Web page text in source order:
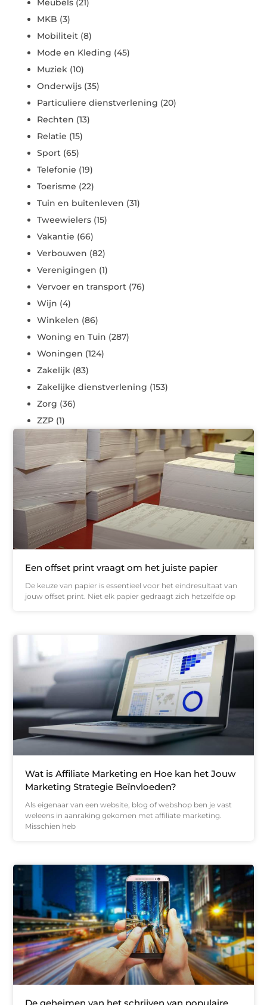
Meubels (21)
MKB (3)
Mobiliteit (8)
Mode en Kleding (45)
Muziek (10)
Onderwijs (35)
Particuliere dienstverlening (20)
Rechten (13)
Relatie (15)
Sport (65)
Telefonie (19)
Toerisme (22)
Tuin en buitenleven (31)
Tweewielers (15)
Vakantie (66)
Verbouwen (82)
Verenigingen (1)
Vervoer en transport (76)
Wijn (4)
Winkelen (86)
Woning en Tuin (287)
Woningen (124)
Zakelijk (83)
Zakelijke dienstverlening (153)
Zorg (36)
ZZP (1)
Een offset print vraagt om het juiste papier
De keuze van papier is essentieel voor het eindresultaat van
jouw offset print. Niet elk papier gedraagt zich hetzelfde op
Wat is Affiliate Marketing en Hoe kan het Jouw
Marketing Strategie Beïnvloeden?
Als eigenaar van een website, blog of webshop ben je vast
weleens in aanraking gekomen met affiliate marketing.
Misschien heb